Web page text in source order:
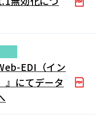
EDI（イン
』にてデータ